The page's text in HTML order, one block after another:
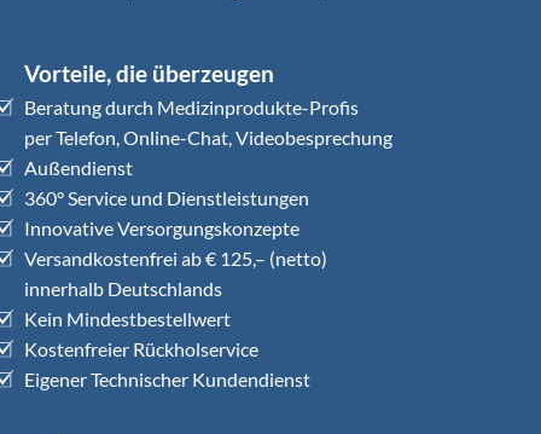
Vorteile, die überzeugen
Beratung durch Medizinprodukte-Profis
per Telefon, Online-Chat, Videobesprechung
Außendienst
360° Service und Dienstleistungen
Innovative Versorgungskonzepte
Versandkostenfrei ab € 125,– (netto)
innerhalb Deutschlands
Kein Mindestbestellwert
Kostenfreier Rückholservice
Eigener Technischer Kundendienst